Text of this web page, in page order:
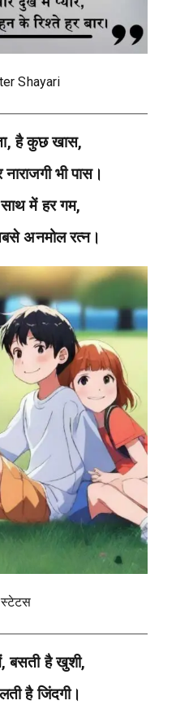
Shayari
है कुछ खास,
भी पास।
में हर गम,
अनमोल रत्न।
स्टेटस
बसती है खुशी,
है जिंदगी।